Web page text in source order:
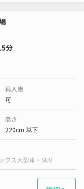
分
再入庫
可
高さ
220cm 以下
クス大型車・SUV